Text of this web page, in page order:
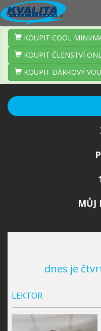
MŮJ
dnes je
LEKTOR
KOUPIT COOL MINI/
KOUPIT ČLENSTVÍ
KOUPIT DÁRKOVÝ